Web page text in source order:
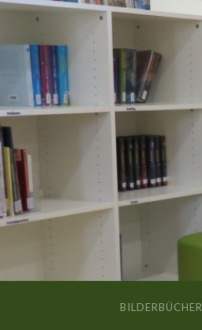
BILDERBÜCHER